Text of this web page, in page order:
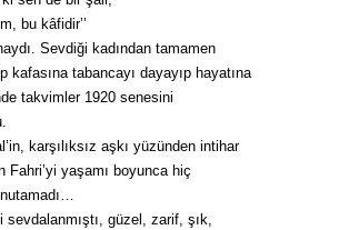
bu kâfidir’’
Sevdiği kadından tamamen
kafasına tabancayı dayayıp hayatına
takvimler 1920 senesini
karşılıksız aşkı yüzünden intihar
Fahri’yi yaşamı boyunca hiç
güzel, zarif, şık,